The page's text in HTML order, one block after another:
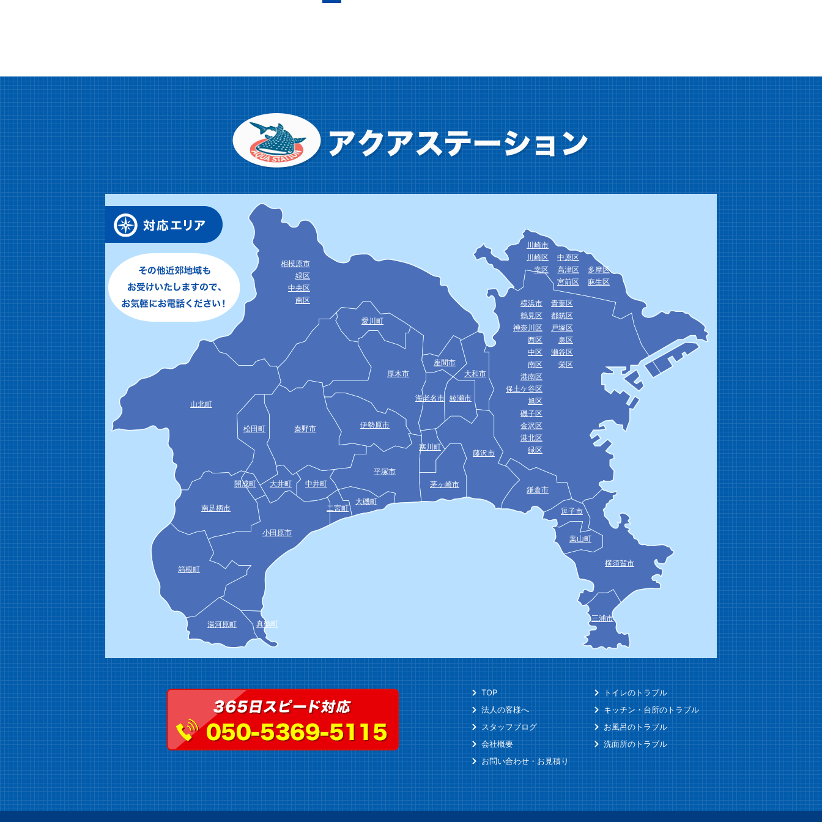
横浜市
鶴見区
神奈川区
西区
中区
南区
港南区
保土ケ谷区
旭区
磯子区
金沢区
港北区
緑区
青葉区
都筑区
戸塚区
栄区
泉区
瀬谷区
川崎市
川崎区
幸区
中原区
高津区
宮前区
多摩区
麻生区
横須賀市
鎌倉市
逗子市
三浦市
葉山町
相模原市
緑区
中央区
南区
厚木市 大和市
海老名市
座間市
綾瀬市
愛川町
平塚市
藤沢市
茅ヶ崎市
秦野市 伊勢原市
寒川町
大磯町
二宮町
小田原市
南足柄市
中井町
大井町
松田町
山北町
開成町
箱根町
真鶴町
湯河原町
TOP
法人の客様へ
スタッフブログ
会社概要
お問い合わせ・お見積り
トイレのトラブル
キッチン・台所のトラブル
お風呂のトラブル
洗面所のトラブル